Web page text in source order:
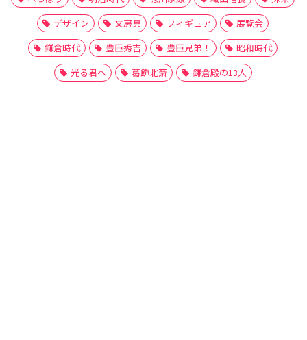
デザイン
文房具 フィギュア
展覧会
鎌倉時代
豊臣秀吉 豊臣兄弟！
昭和時代
光る君へ
葛飾北斎 鎌倉殿の13人